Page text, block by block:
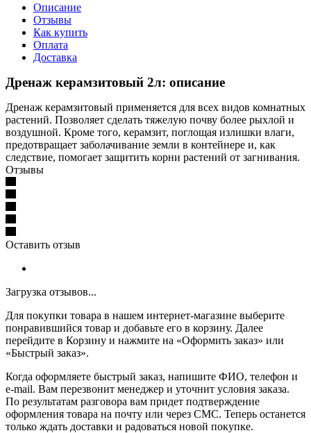
Описание
Отзывы
Как купить
Оплата
Доставка
Дренаж керамзитовый 2л: описание
Дренаж керамзитовый применяется для всех видов комнатных
растений. Позволяет сделать тяжелую почву более рыхлой и
воздушной. Кроме того, керамзит, поглощая излишки влаги,
предотвращает заболачивание земли в контейнере и, как
следствие, помогает защитить корни растений от загнивания.
Отзывы
Оставить отзыв
Загрузка отзывов...
Для покупки товара в нашем интернет-магазине выберите
понравившийся товар и добавьте его в корзину. Далее
перейдите в Корзину и нажмите на «Оформить заказ» или
«Быстрый заказ».
Когда оформляете быстрый заказ, напишите ФИО, телефон и
e-mail. Вам перезвонит менеджер и уточнит условия заказа.
По результатам разговора вам придет подтверждение
оформления товара на почту или через СМС. Теперь останется
только ждать доставки и радоваться новой покупке.